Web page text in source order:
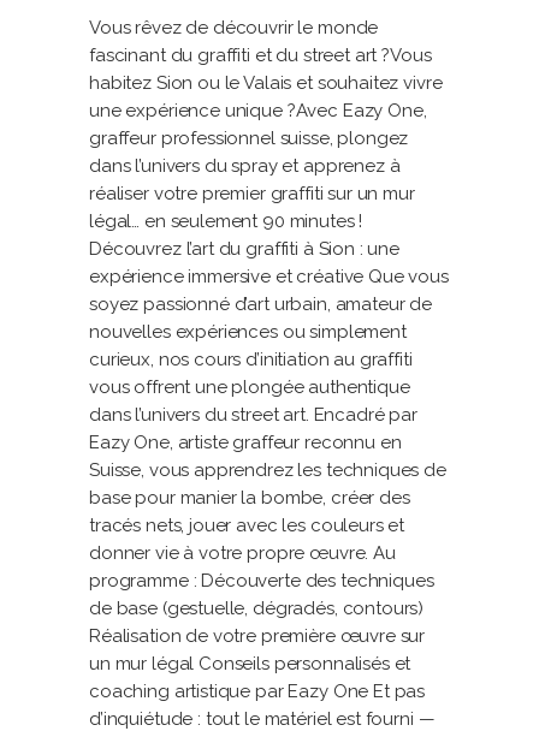
Vous rêvez de découvrir le monde
fascinant du graffiti et du street art ?Vous
habitez Sion ou le Valais et souhaitez vivre
une expérience unique ?Avec Eazy One,
graffeur professionnel suisse, plongez
dans l’univers du spray et apprenez à
réaliser votre premier graffiti sur un mur
légal… en seulement 90 minutes !
Découvrez l’art du graffiti à Sion : une
expérience immersive et créative Que vous
soyez passionné d’art urbain, amateur de
nouvelles expériences ou simplement
curieux, nos cours d’initiation au graffiti
vous offrent une plongée authentique
dans l’univers du street art. Encadré par
Eazy One, artiste graffeur reconnu en
Suisse, vous apprendrez les techniques de
base pour manier la bombe, créer des
tracés nets, jouer avec les couleurs et
donner vie à votre propre œuvre. Au
programme : Découverte des techniques
de base (gestuelle, dégradés, contours)
Réalisation de votre première œuvre sur
un mur légal Conseils personnalisés et
coaching artistique par Eazy One Et pas
d’inquiétude : tout le matériel est fourni —